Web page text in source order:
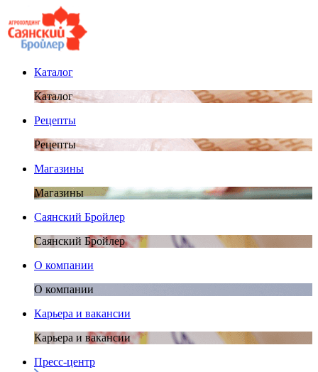
Каталог
Каталог
Рецепты
Рецепты
Магазины
Магазины
Саянский Бройлер
Саянский Бройлер
О компании
О компании
Карьера и вакансии
Карьера и вакансии
Пресс-центр